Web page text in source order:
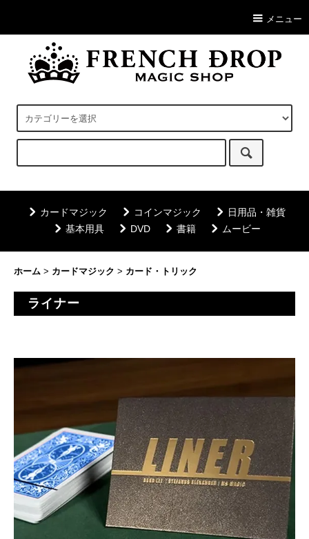
メニュー
カードマジック コインマジック
日用品・雑貨
基本用具
DVD 書籍 ムービー
ホーム > カードマジック > カード・トリック
ライナー